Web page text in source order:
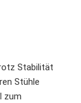
Stabilität
Stühle
zum